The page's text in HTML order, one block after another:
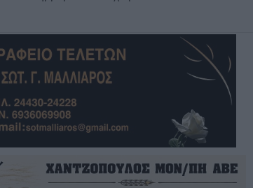
Επικοινωνία με το